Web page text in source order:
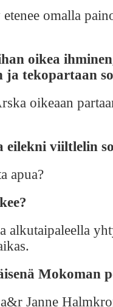
omalla
oikea
tekopartaan
oikeaan
eilekni
apua?
alkutaipaleella
Mokoman
Janne